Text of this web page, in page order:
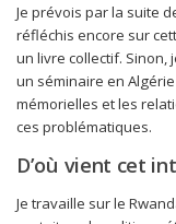
Je prévois par la suite
réfléchis encore sur
un livre collectif. Sinon,
un séminaire en
mémorielles et les
ces problématiques.
D’où vient cet
Je travaille sur le